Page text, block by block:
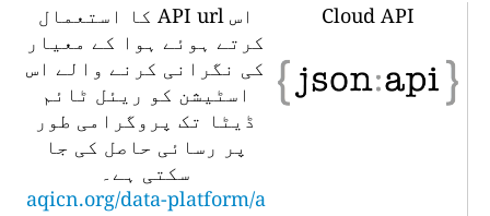
Cloud API
اس API url کا استعمال
کرتے ہوئے ہوا کے معیار
کی نگرانی کرنے والے اس
اسٹیشن کو ریئل ٹائم
ڈیٹا تک پروگرامی طور
پر رسائی حاصل کی جا
سکتی ہے۔
aqicn.org/data-platform/a